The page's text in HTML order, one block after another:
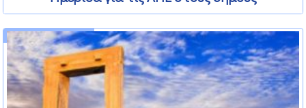
15 Φεβρουαρίου 2012